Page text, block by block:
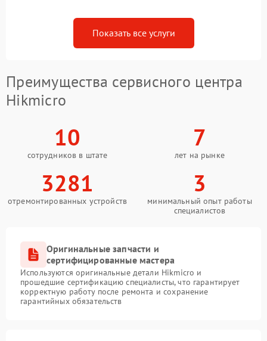
Показать все услуги
Преимущества сервисного центра
Hikmicro
10
сотрудников в штате
7
лет на рынке
3281
отремонтированных устройств
3
минимальный опыт работы
специалистов
Оригинальные запчасти и
сертифицированные мастера
Используются оригинальные детали Hikmicro и
прошедшие сертификацию специалисты, что гарантирует
корректную работу после ремонта и сохранение
гарантийных обязательств